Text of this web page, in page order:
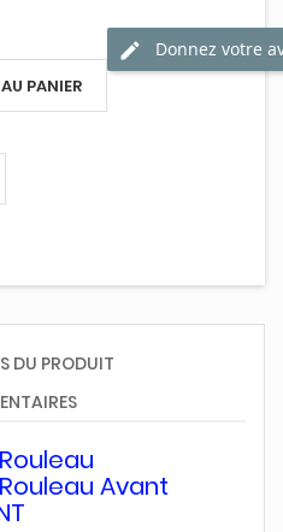
PANIER
Donnez votre
DU PRODUIT
Avant